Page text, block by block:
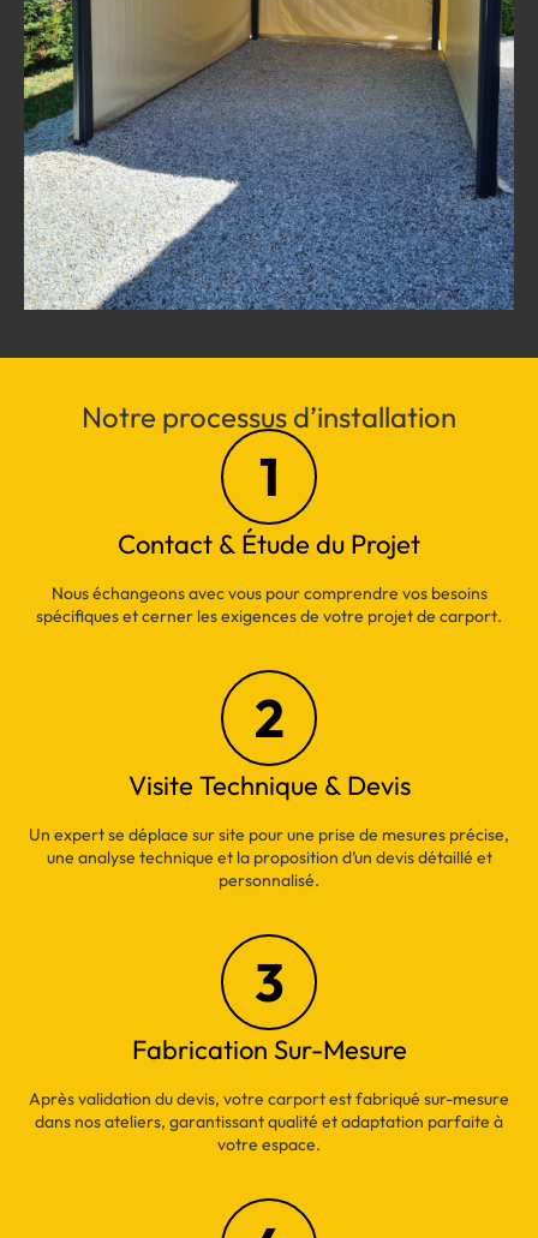
Notre processus d’installation
1
Contact & Étude du Projet
Nous échangeons avec vous pour comprendre vos besoins
spécifiques et cerner les exigences de votre projet de carport.
2
Visite Technique & Devis
Un expert se déplace sur site pour une prise de mesures précise,
une analyse technique et la proposition d’un devis détaillé et
personnalisé.
3
Fabrication Sur-Mesure
Après validation du devis, votre carport est fabriqué sur-mesure
dans nos ateliers, garantissant qualité et adaptation parfaite à
votre espace.